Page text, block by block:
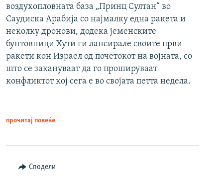
воздухопловната база „Принц Султан“ во
Саудиска Арабија со најмалку една ракета и
неколку дронови, додека јеменските
бунтовници Хути ги лансирале своите први
ракети кон Израел од почетокот на војната, со
што се закануваат да го прошируваат
конфликтот кој сега е во својата петта недела.
прочитај повеќе
Сподели